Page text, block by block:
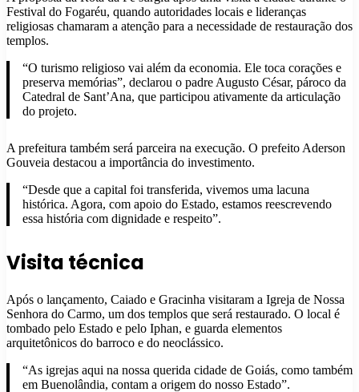
Festival do Fogaréu, quando autoridades locais e lideranças
religiosas chamaram a atenção para a necessidade de restauração dos
templos.
“O turismo religioso vai além da economia. Ele toca corações e
preserva memórias”, declarou o padre Augusto César, pároco da
Catedral de Sant’Ana, que participou ativamente da articulação
do projeto.
A prefeitura também será parceira na execução. O prefeito Aderson
Gouveia destacou a importância do investimento.
“Desde que a capital foi transferida, vivemos uma lacuna
histórica. Agora, com apoio do Estado, estamos reescrevendo
essa história com dignidade e respeito”.
Visita técnica
Após o lançamento, Caiado e Gracinha visitaram a Igreja de Nossa
Senhora do Carmo, um dos templos que será restaurado. O local é
tombado pelo Estado e pelo Iphan, e guarda elementos
arquitetônicos do barroco e do neoclássico.
“As igrejas aqui na nossa querida cidade de Goiás, como também
em Buenolândia, contam a origem do nosso Estado”.